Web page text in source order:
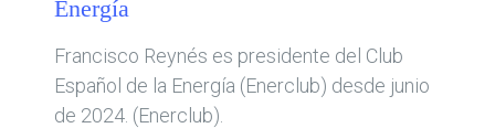
Energía
Francisco Reynés es presidente del Club
Español de la Energía (Enerclub) desde junio
de 2024. (Enerclub).